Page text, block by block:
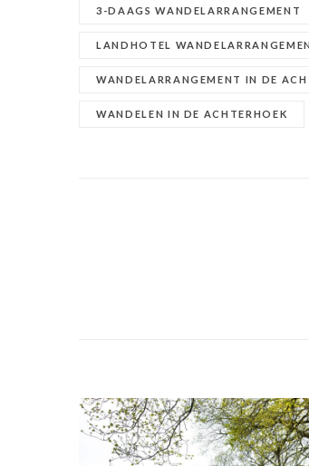
3-DAAGS WANDELARRANGEMENT
LANDHOTEL
WANDELARRANGEMENT IN DE
WANDELEN IN DE ACHTERHOEK